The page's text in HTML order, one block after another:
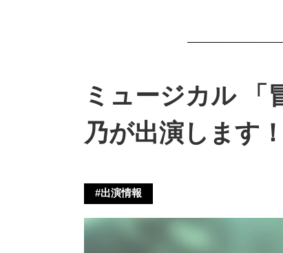
ミュージカル 「
乃が出演します！
#出演情報